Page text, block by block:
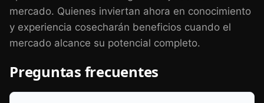
mercado. Quienes inviertan ahora en conocimiento
y experiencia cosecharán beneficios cuando el
mercado alcance su potencial completo.
Preguntas frecuentes